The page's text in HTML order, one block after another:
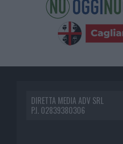
DIRETTA MEDIA ADV SRL
P.I. 02839380306